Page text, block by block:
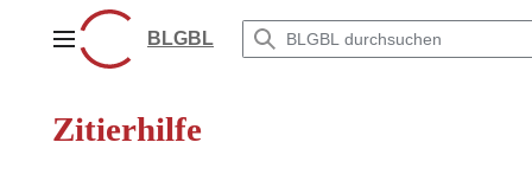
springenHauptmenüBLGBL
Zitierhilfe